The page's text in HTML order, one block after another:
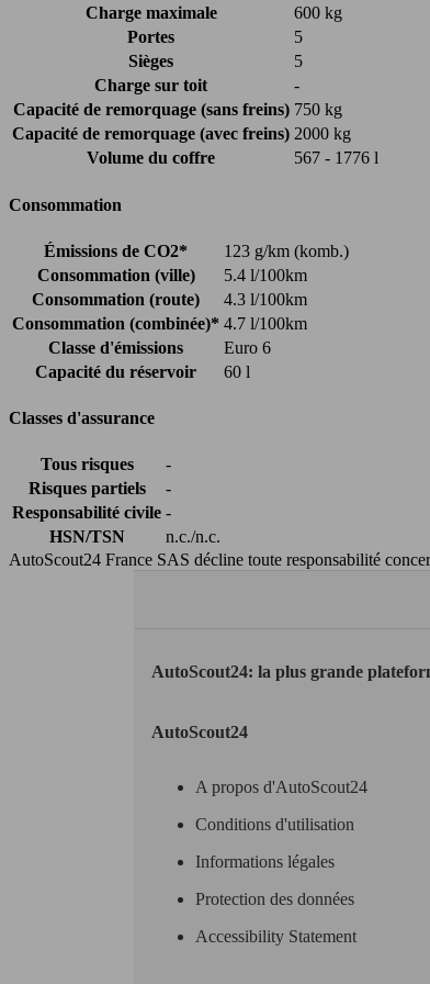
Charge maximale
600 kg
Portes
5
Sièges
5
Charge sur toit
-
Capacité de remorquage (sans freins) 750 kg
Capacité de remorquage (avec freins) 2000 kg
Volume du coffre
567 - 1776 l
Consommation
Émissions de CO2*
123 g/km (komb.)
Consommation (ville)
5.4 l/100km
Consommation (route)
4.3 l/100km
Consommation (combinée)* 4.7 l/100km
Classe d'émissions
Euro 6
Capacité du réservoir
60 l
Classes d'assurance
Tous risques
-
Risques partiels
-
Responsabilité civile -
HSN/TSN
n.c./n.c.
AutoScout24 France SAS décline toute responsabilité
AutoScout24: la plus grande
AutoScout24
A propos d'AutoScout24
Conditions d'utilisation
Informations légales
Protection des données
Accessibility Statement